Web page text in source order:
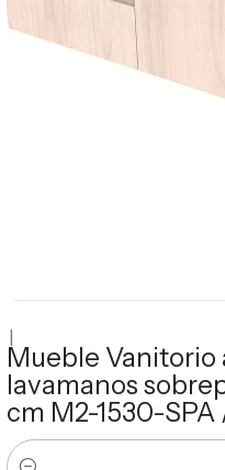
|
Mueble Vanitorio
lavamanos
cm M2-1530-